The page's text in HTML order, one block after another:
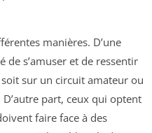
manières. D’une
s’amuser et de ressentir
sur un circuit amateur ou
part, ceux qui optent
faire face à des